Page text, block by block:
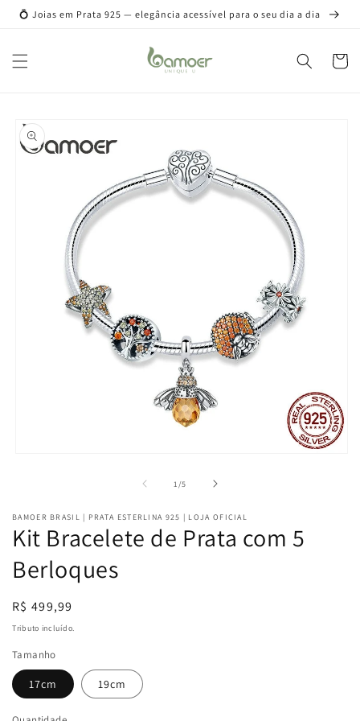
para o
💍 Joias em Prata 925 — elegância acessível para o seu dia a dia
as
informações
do produto
modal
1 /de
5
BAMOER BRASIL | PRATA ESTERLINA 925 | LOJA OFICIAL
Kit Bracelete de Prata com 5
Berloques
Preço
normal
R$ 499,99
Tributo incluído.
Tamanho
17cm 19cm